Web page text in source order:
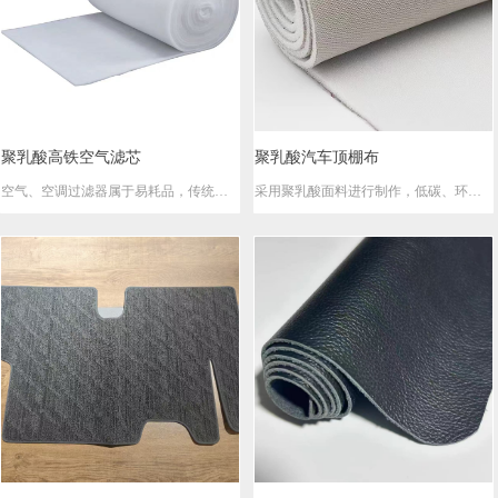
聚乳酸高铁空气滤芯
空气、空调过滤器属于易耗品，传统的
材料进行替代，低碳、环保、安全，废
弃后可降解
聚乳酸汽车顶棚布
采用聚乳酸面料进行制作，低碳、环